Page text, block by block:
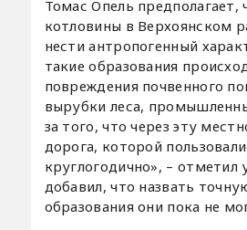
Томас Опель предполагает,
котловины в Верхоянском
нести антропогенный
такие образования
повреждения почвенного
вырубки леса,
за того, что через эту
дорога, которой
круглогодично», – отметил
добавил, что назвать
образования они пока не